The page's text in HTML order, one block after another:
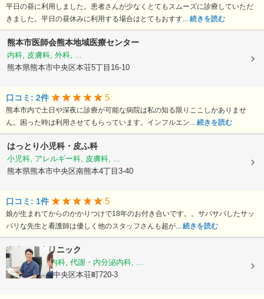
平日の昼に利用しました。患者さんが少なくとてもスムーズに診療していただ
きました。平日の昼休みに利用する場合はとてもおすす... 続きを読む
熊本市医師会熊本地域医療センター
内科, 皮膚科, 外科, ...
熊本県熊本市中央区本荘5丁目16-10
口コミ: 2件 5
熊本市内で土日や深夜に診療が可能な病院は私の知る限りここしかありませ
ん。困った時は利用させてもらっています。インフルエン... 続きを読む
はっとり小児科・皮ふ科
小児科, アレルギー科, 皮膚科, ...
熊本県熊本市中央区南熊本4丁目3-40
口コミ: 1件 5
娘が生まれてからのかかりつけで18年のお付き合いです。。サバサバしたサッ
パリな先生と看護師は優しく他のスタッフさんも超が... 続きを読む
きさぬきクリニック
糖尿病内科, 内科, 代謝・内分泌内科, ...
熊本県熊本市中央区本荘町720-3